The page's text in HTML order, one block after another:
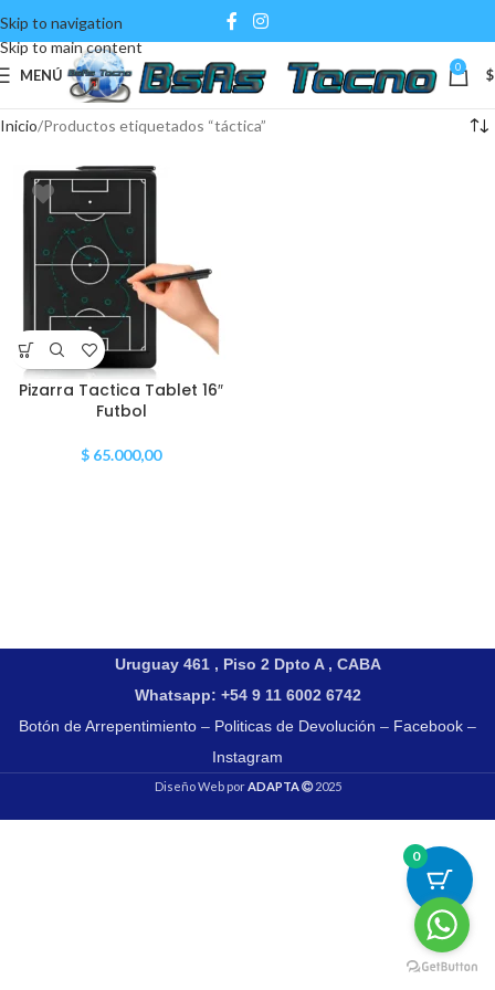
Skip to navigation
Skip to main content
MENÚ 0 $
Inicio Productos etiquetados “táctica”
Pizarra Tactica Tablet 16″
Futbol
$ 65.000,00
Uruguay 461 , Piso 2 Dpto A , CABA
Whatsapp: +54 9 11 6002 6742
Botón de Arrepentimiento – Politicas de Devolución – Facebook –
Instagram
Diseño Web porADAPTA 2025
0